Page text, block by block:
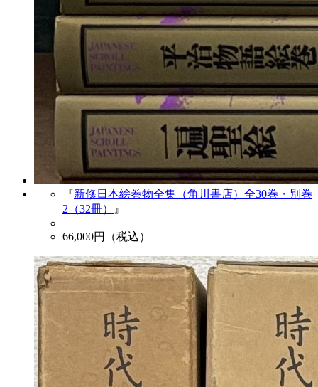
『新修日本絵巻物全集（角川書店）全30巻・別巻
2（32冊）
』
66,000円（税込）